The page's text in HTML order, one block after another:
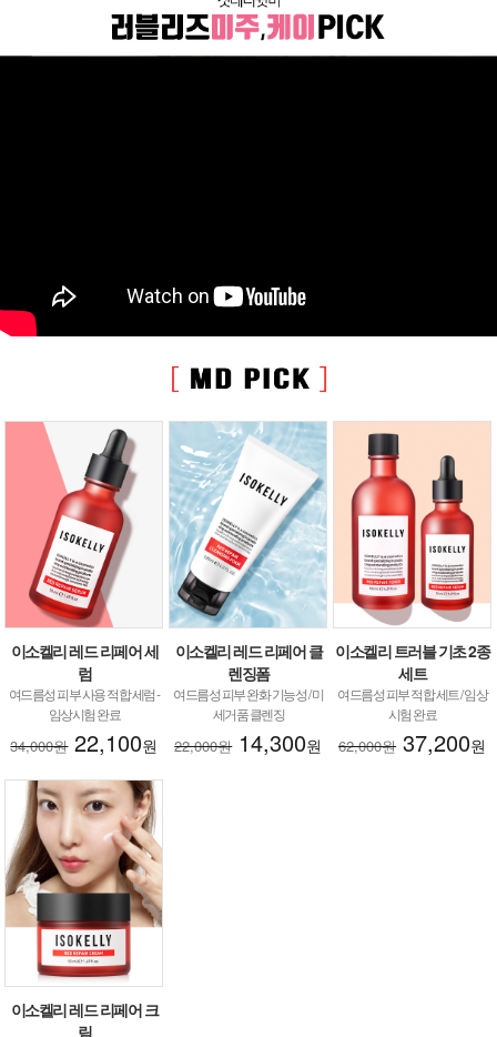
이소켈리 레드 리페어 세
럼
여드름성 피부 사용 적합 세럼 -
임상시험 완료
34,000원22,100원
이소켈리 레드 리페어 클
렌징폼
여드름성 피부 완화 기능성 / 미
세거품 클렌징
22,000원14,300원
이소켈리 트러블 기초 2종
세트
여드름성 피부 적합 세트 / 임상
시험 완료
62,000원37,200원
이소켈리 레드 리페어 크
림